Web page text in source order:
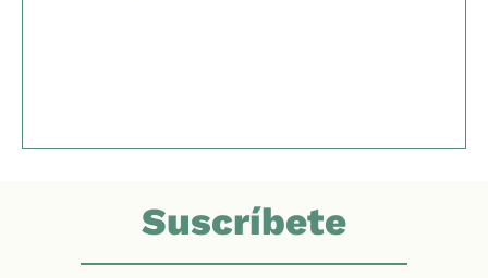
Suscríbete